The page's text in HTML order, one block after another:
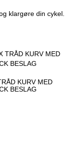
klargøre din cykel.
KURV MED
BESLAG